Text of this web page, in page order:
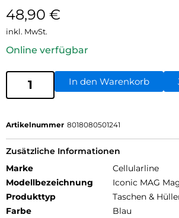
48,90 €
inkl. MwSt.
Online verfügbar
In den Warenkorb
Artikelnummer 8018080501241
Zusätzliche Informationen
Marke
Cellularline
Modellbezeichnung
Iconic MAG
Produkttyp
Taschen &
Farbe
Blau